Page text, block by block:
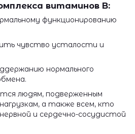
витаминов B:
функционированию
чувство усталости и
нормального
людям, подверженным
а также всем, кто
и сердечно-сосудистой